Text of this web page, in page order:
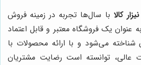
نیزار کالا با سال‌ها تجربه در زمینه فروش
به عنوان یک فروشگاه معتبر و قابل اعتماد
شناخته می‌شود و با ارائه محصولات با
عالی، توانسته است رضایت مشتریان